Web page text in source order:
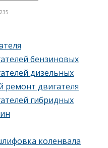
235
бензиновых
дизельных
ремонт двигателя
гибридных
коленвала